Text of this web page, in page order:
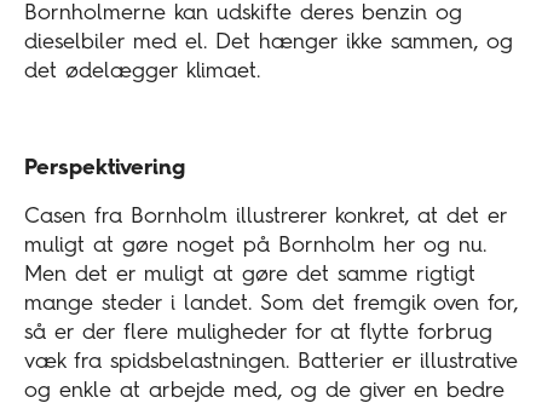
Bornholmerne kan udskifte deres benzin og
dieselbiler med el. Det hænger ikke sammen, og
det ødelægger klimaet.
Perspektivering
Casen fra Bornholm illustrerer konkret, at det er
muligt at gøre noget på Bornholm her og nu.
Men det er muligt at gøre det samme rigtigt
mange steder i landet. Som det fremgik oven for,
så er der flere muligheder for at flytte forbrug
væk fra spidsbelastningen. Batterier er illustrative
og enkle at arbejde med, og de giver en bedre